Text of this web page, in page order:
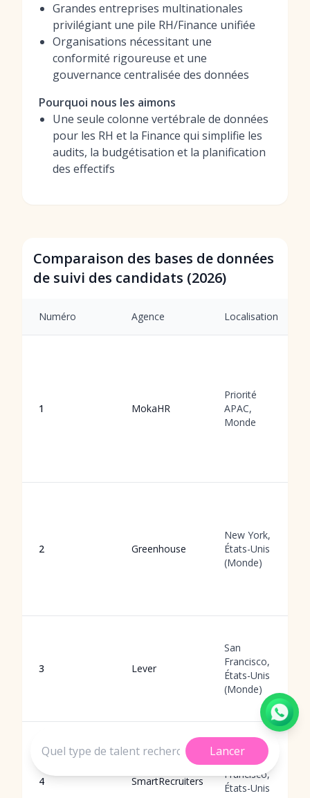
Grandes entreprises multinationales
privilégiant une pile RH/Finance unifiée
Organisations nécessitant une
conformité rigoureuse et une
gouvernance centralisée des données
Pourquoi nous les aimons
Une seule colonne vertébrale de données
pour les RH et la Finance qui simplifie les
audits, la budgétisation et la planification
des effectifs
Comparaison des bases de données
de suivi des candidats (2026)
Numéro Agence Localisation
1 MokaHR
Priorité
APAC,
Monde
2 Greenhouse
New York,
États-Unis
(Monde)
3 Lever
San
Francisco,
États-Unis
(Monde)
4 SmartRecruiters
Francisco,
États-Unis
Lancer